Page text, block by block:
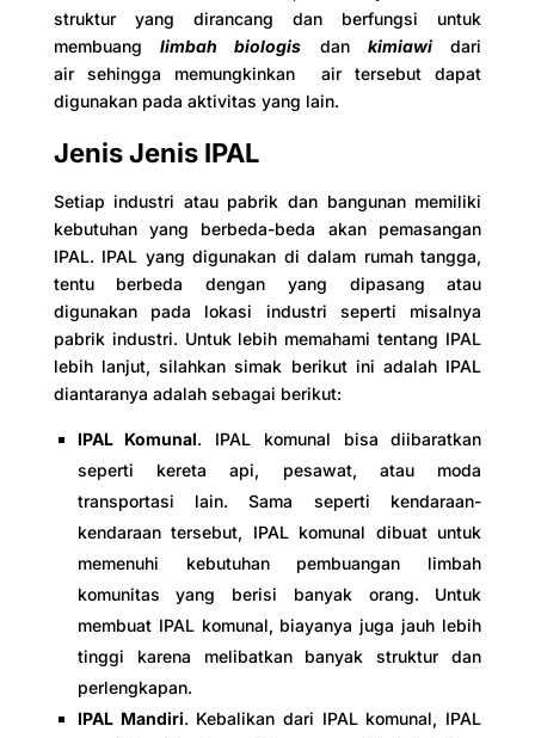
struktur yang dirancang dan berfungsi untuk
membuanglimbah biologis dan kimiawi
dari
air
sehingga memungkinkan air tersebut dapat
digunakan pada aktivitas yang lain.
Jenis Jenis IPAL
Setiap industri atau pabrik dan bangunan memiliki
kebutuhan yang berbeda-beda akan pemasangan
IPAL. IPAL yang digunakan di dalam rumah tangga,
tentu berbeda dengan yang dipasang atau
digunakan pada lokasi industri seperti misalnya
pabrik industri. Untuk lebih memahami tentang IPAL
lebih lanjut, silahkan simak berikut ini adalah IPAL
diantaranya adalah sebagai berikut:
IPAL Komunal. IPAL komunal bisa diibaratkan
seperti kereta api, pesawat, atau moda
transportasi lain. Sama seperti kendaraan-
kendaraan tersebut, IPAL komunal dibuat untuk
memenuhi kebutuhan pembuangan limbah
komunitas yang berisi banyak orang. Untuk
membuat IPAL komunal, biayanya juga jauh lebih
tinggi karena melibatkan banyak struktur dan
perlengkapan.
IPAL Mandiri. Kebalikan dari IPAL komunal, IPAL